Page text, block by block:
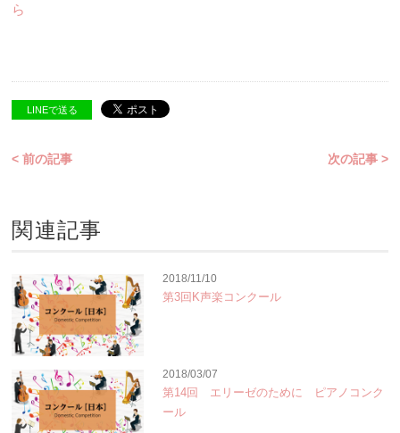
ら
LINEで送る
< 前の記事 次の記事 >
関連記事
2018/11/10
第3回K声楽コンクール
2018/03/07
第14回 エリーゼのために ピアノコンク
ール